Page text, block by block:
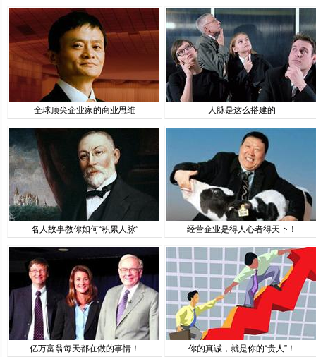
全球顶尖企业家的商业思维 人脉是这么搭建的
名人故事教你如何“积累人脉” 经营企业是得人心者得天下！
亿万富翁每天都在做的事情！ 你的真诚，就是你的“贵人”！